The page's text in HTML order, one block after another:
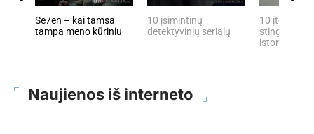
Se7en – kai tamsa
tampa meno kūriniu
10 įsimintinų
detektyvinių serialų
10 įtemptų,
stingdančių
istorijų
Naujienos iš interneto